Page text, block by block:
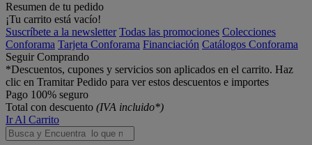
Resumen de tu pedido
¡Tu carrito está vacío!
Suscríbete a la newsletter Todas las promociones Colecciones
Conforama Tarjeta Conforama Financiación Catálogos Conforama
Seguir Comprando
*Descuentos, cupones y servicios son aplicados en el carrito. Haz
clic en Tramitar Pedido para ver estos descuentos e importes
Pago 100% seguro
Total con descuento (IVA incluido*)
Ir Al Carrito